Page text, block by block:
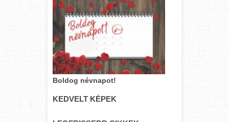
Boldog névnapot!
KEDVELT KÉPEK